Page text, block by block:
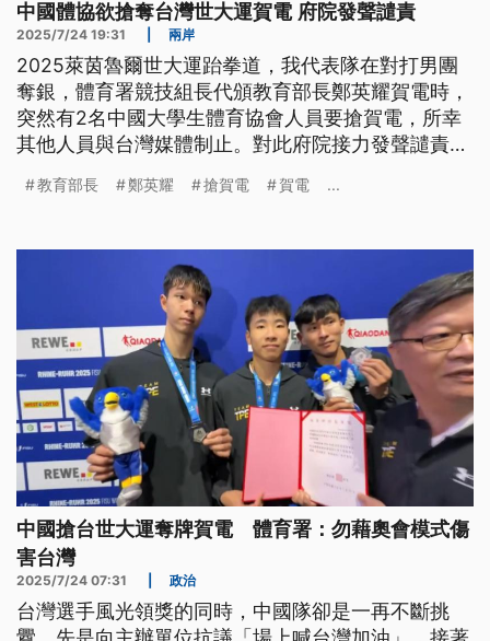
中國體協欲搶奪台灣世大運賀電 府院發聲譴責
2025/7/24 19:31 兩岸
2025萊茵魯爾世大運跆拳道，我代表隊在對打男團
奪銀，體育署競技組長代頒教育部長鄭英耀賀電時，
突然有2名中國大學生體育協會人員要搶賀電，所幸
其他人員與台灣媒體制止。對此府院接力發聲譴責，
也表達譴責。
教育部長 鄭英耀 搶賀電 賀電 ...
中國搶台世大運奪牌賀電 體育署：勿藉奧會模式傷
害台灣
2025/7/24 07:31 政治
台灣選手風光領獎的同時，中國隊卻是一再不斷挑